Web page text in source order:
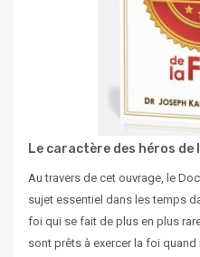
Le caractère des héros de
Au travers de cet ouvrage, le
sujet essentiel dans les temps
foi qui se fait de plus en plus
sont prêts à exercer la foi